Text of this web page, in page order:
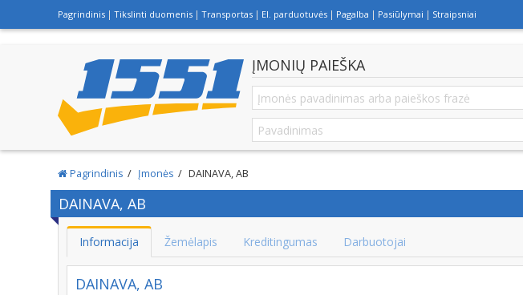
Pagrindinis Tikslinti duomenis Transportas El. parduotuvės Pagalba Pasiūlymai Straipsniai
ĮMONIŲ PAIEŠKA
Pagrindinis Įmonės DAINAVA, AB
DAINAVA, AB
Informacija Žemėlapis Kreditingumas Darbuotojai
DAINAVA, AB